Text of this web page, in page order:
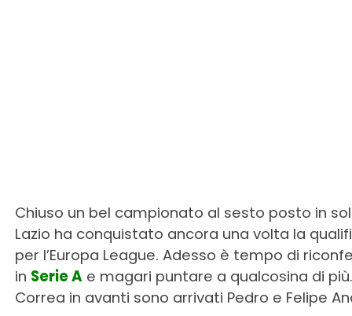
Chiuso un bel campionato al sesto posto in
Lazio ha conquistato ancora una volta la
per l’Europa League. Adesso è tempo di
in Serie Ae magari puntare a qualcosina di
Correa in avanti sono arrivati Pedro e Felipe